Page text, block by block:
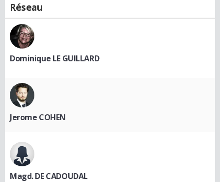
Réseau
Dominique LE GUILLARD
Jerome COHEN
Magd. DE CADOUDAL